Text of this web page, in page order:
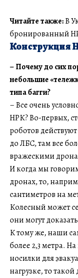
Читайте также:В
бронированный
Конструкция
–Почему до сих
небольшие
типа багги?
– Все очень
НРК? Во-первых,
роботов
до ЛБС, там все
вражескими
И когда мы
дронах, то,
сантиметров на
Колесный может
они могут
К тому же, наши
более 2,3 метра.
носилки для
нагрузке, то